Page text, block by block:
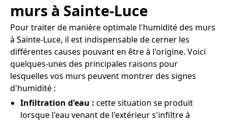
murs à Sainte-Luce
Pour traiter de manière optimale l'humidité des murs
à Sainte-Luce, il est indispensable de cerner les
différentes causes pouvant en être à l'origine. Voici
quelques-unes des principales raisons pour
lesquelles vos murs peuvent montrer des signes
d'humidité :
Infiltration d'eau : cette situation se produit
lorsque l'eau venant de l'extérieur s'infiltre à